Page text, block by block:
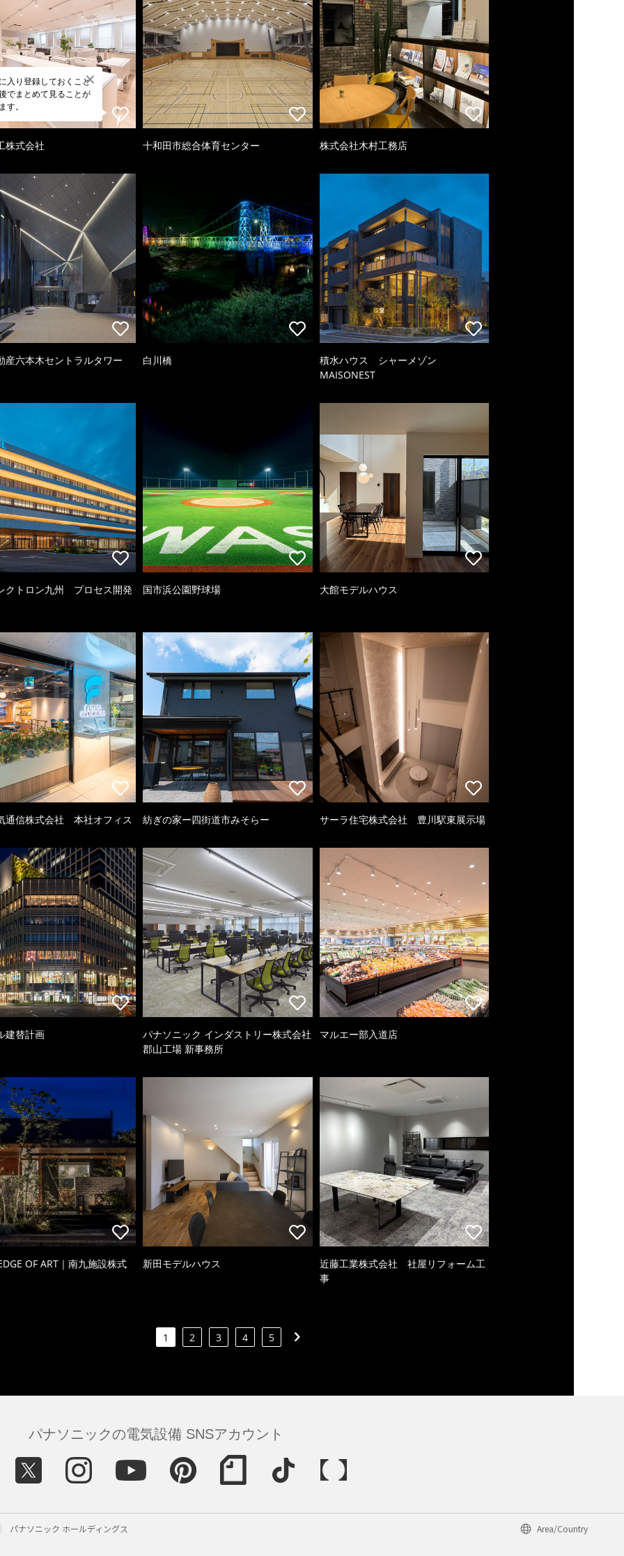
入り登録しておくこと
でまとめて見ることが
す。
株式会社 十和田市総合体育センター 株式会社木村工務店
産六本木セントラルタワー 白川橋
積水ハウス シャーメゾン
MAISONEST
クトロン九州 プロセス開発 国市浜公園野球場 大館モデルハウス
通信株式会社 本社オフィス 紡ぎの家ー四街道市みそらー サーラ住宅株式会社 豊川駅東展示場
建替計画
パナソニック インダストリー株式会社
郡山工場 新事務所
マルエー部入道店
OF ART｜南九施設株式 新田モデルハウス
近藤工業株式会社 社屋リフォーム工
事
1 2 3 4 5
パナソニックの電気設備 SNSアカウント
パナソニック ホールディングス Area/Country